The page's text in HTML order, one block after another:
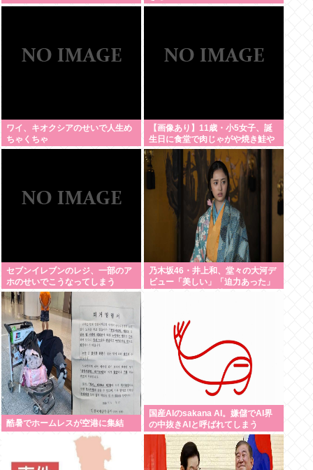
ワイ、キオクシアのせいで人生め
ちゃくちゃ
【画像あり】11歳・小5女子、誕
生日に食堂で肉じゃがや焼き鮭や
玉子焼きなど一品料理をオジサン
みたいに食べる
セブンイレブンのレジ、一部のア
ホのせいでこうなってしまう
乃木坂46・井上和、堂々の大河デ
ビュー「美しい」「迫力あった」
酷暑でホームレスが空港に集結
国産AIのsakana AI。嫌儲でAI界
の中抜きAIと呼ばれてしまう